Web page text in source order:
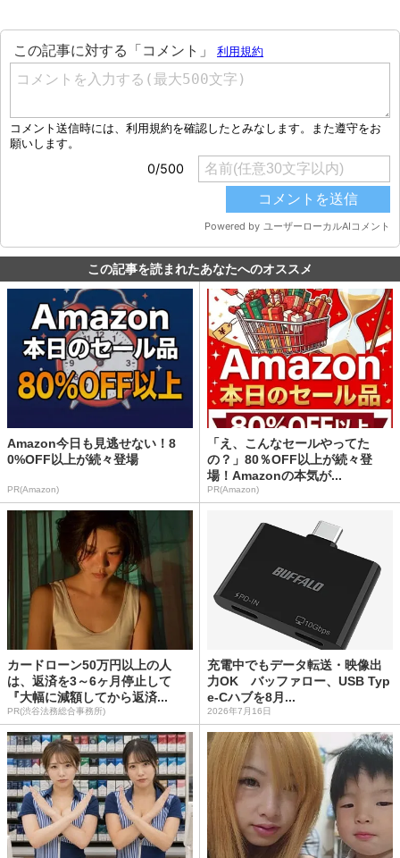
この記事を読まれたあなたへのオススメ
Amazon今日も見逃せない！8
0%OFF以上が続々登場
PR(Amazon)
「え、こんなセールやってた
の？」80％OFF以上が続々登
場！Amazonの本気が...
PR(Amazon)
カードローン50万円以上の人
は、返済を3～6ヶ月停止して
『大幅に減額してから返済...
PR(渋谷法務総合事務所)
充電中でもデータ転送・映像出
力OK バッファロー、USB Typ
e-Cハブを8月...
2026年7月16日